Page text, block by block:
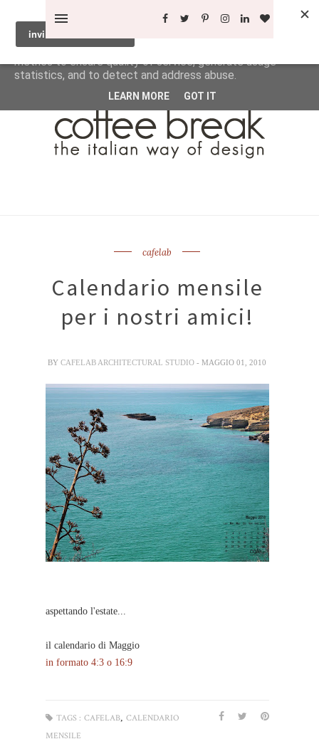
cafelab
Calendario mensile
per i nostri amici!
BYCAFELAB ARCHITECTURAL STUDIO- MAGGIO 01, 2010
aspettando l'estate...
il calendario di Maggio
in formato 4:3 o 16:9
TAGS : CAFELAB, CALENDARIO
MENSILE
This site uses cookies from Google to deliver its services
and to analyze traffic. Your IP address and user-agent are
shared with Google along with performance and security
metrics to ensure quality of service, generate usage
statistics, and to detect and address abuse.
LEARN MORE GOT IT